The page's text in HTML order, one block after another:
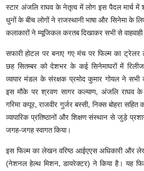
विशेष
स्टार अंजलि राघव के नेतृत्व में लोग इस पैदल मार्च में
धुनों के बीच लोगों ने राजस्थानी भाषा और सिनेमा के
कलाकारों ने म्यूजिकल करतब दिखाकर सभी से वाहवाही
सफारी होटल पर बनाए गए मंच पर फिल्म का ट्रेलर
छह सितम्बर को देशभर के कई सिनेमाघरों में रिलीज
व्यापार मंडल के संरक्षक प्रमोद कुमार गोयल ने सभी
इस मौके पर श्रवण सागर कल्याण, अंजलि राघव के
गरिमा कपूर, राजवीर गुर्जर बस्सी, निक्स बोहरा
व्यापारिक प्रतिष्ठानों और शिक्षण संस्थान से जुड़े
जगह-जगह स्वागत किया।
इस फिल्म का लेखन वरिष्ठ आईएएस अधिकारी और
(नेशनल हेल्थ मिशन, डायरेक्टर) ने किया है। यह